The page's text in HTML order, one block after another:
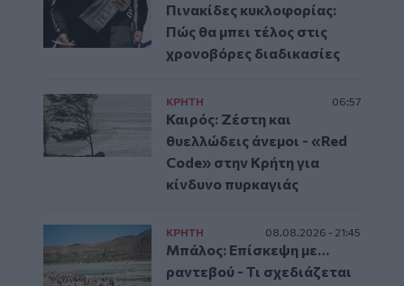
Πινακίδες κυκλοφορίας:
Πώς θα μπει τέλος στις
χρονοβόρες διαδικασίες
ΚΡΗΤΗ 06:57
Καιρός: Ζέστη και
θυελλώδεις άνεμοι - «Red
Code» στην Κρήτη για
κίνδυνο πυρκαγιάς
ΚΡΗΤΗ 08.08.2026 - 21:45
Μπάλος: Επίσκεψη με…
ραντεβού - Τι σχεδιάζεται